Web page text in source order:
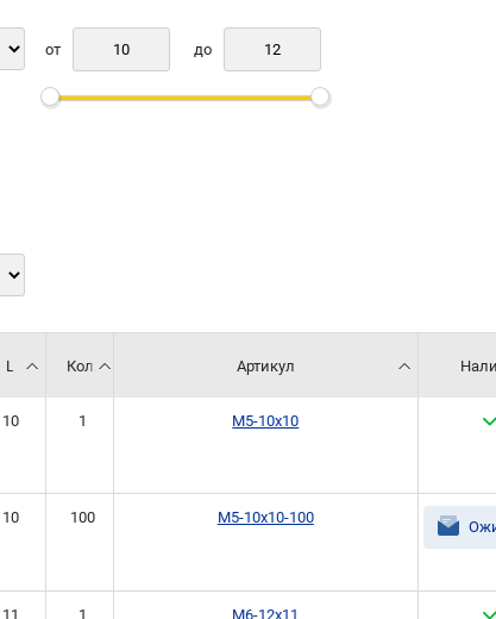
от до
L
10
Кол.
1
Артикул
M5-10x10
10 100 M5-10x10-100
11 1 M6-12x11